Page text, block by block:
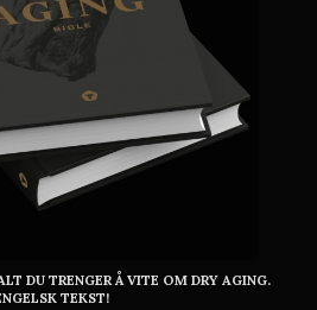
DU TRENGER Å VITE OM DRY AGING.
TEKST!